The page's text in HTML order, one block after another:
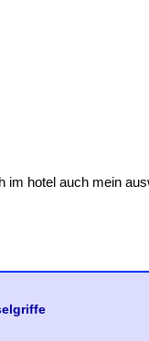
im hotel auch mein